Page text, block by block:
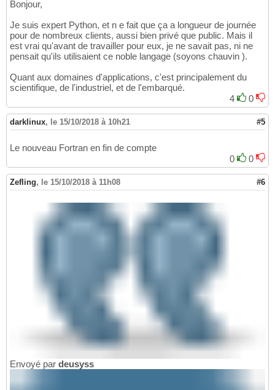
Bonjour,
Je suis expert Python, et n e fait que ça a longueur de journée
pour de nombreux clients, aussi bien privé que public. Mais il
est vrai qu'avant de travailler pour eux, je ne savait pas, ni ne
pensait qu'ils utilisaient ce noble langage (soyons chauvin ).
Quant aux domaines d'applications, c'est principalement du
scientifique, de l'industriel, et de l'embarqué.
4
0
darklinux, le 15/10/2018 à 10h21 #5
Le nouveau Fortran en fin de compte
0
0
Zefling, le 15/10/2018 à 11h08 #6
Envoyé par deusyss